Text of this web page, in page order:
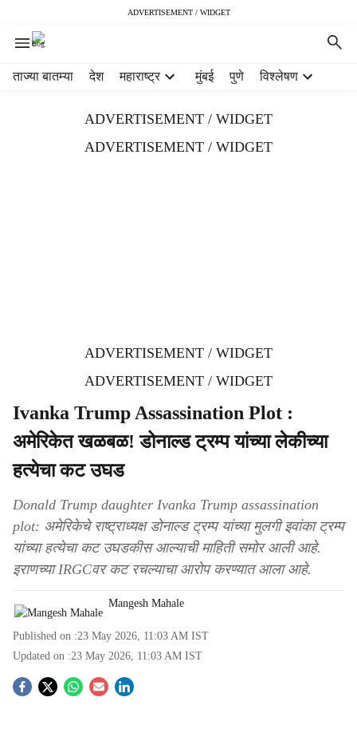
ADVERTISEMENT / WIDGET
ताज्या बातम्या देश महाराष्ट्र मुंबई पुणे विश्लेषण
ADVERTISEMENT / WIDGET
ADVERTISEMENT / WIDGET
ADVERTISEMENT / WIDGET
ADVERTISEMENT / WIDGET
Ivanka Trump Assassination Plot :
अमेरिकेत खळबळ! डोनाल्ड ट्रम्प यांच्या लेकीच्या
हत्येचा कट उघड
Donald Trump daughter Ivanka Trump assassination
plot: अमेरिकेचे राष्ट्राध्यक्ष डोनाल्ड ट्रम्प यांच्या मुलगी इवांका ट्रम्प
यांच्या हत्येचा कट उघडकीस आल्याची माहिती समोर आली आहे.
इराणच्या IRGCवर कट रचल्याचा आरोप करण्यात आला आहे.
Mangesh Mahale
Published on :23 May 2026, 11:03 AM IST
Updated on :23 May 2026, 11:03 AM IST
S